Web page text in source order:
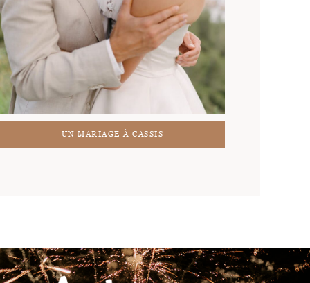
UN MARIAGE À CASSIS